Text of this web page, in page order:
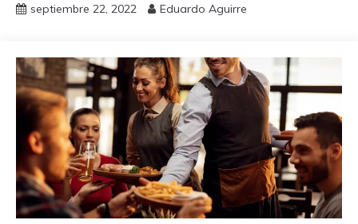
septiembre 22, 2022 Eduardo Aguirre